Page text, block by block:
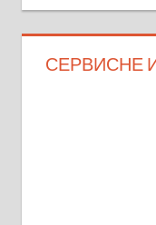
СЕРВИСНЕ